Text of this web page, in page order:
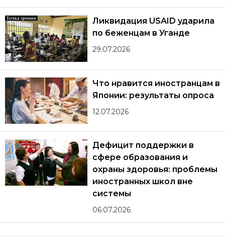
Ликвидация USAID ударила
по беженцам в Уганде
29.07.2026
Что нравится иностранцам в
Японии: результаты опроса
12.07.2026
Дефицит поддержки в
сфере образования и
охраны здоровья: проблемы
иностранных школ вне
системы
06.07.2026